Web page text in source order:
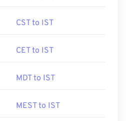
CST to IST
CET to IST
MDT to IST
MEST to IST